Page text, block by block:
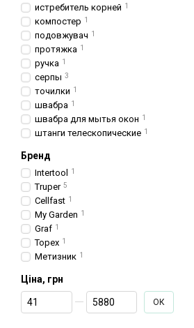
истребитель корней 1
компостер 1
подовжувач 1
протяжка 1
ручка 1
серпы 3
точилки 1
швабра 1
швабра для мытья окон 1
штанги телескопические 1
Бренд
Intertool 1
Truper 5
Cellfast 1
My Garden 1
Graf 1
Topex 1
Метизник 1
Ціна, грн
От Ціна, грн
До Ціна, грн ОК